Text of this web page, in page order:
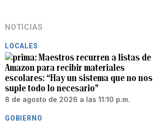
NOTICIAS
LOCALES
Maestros recurren a listas de
Amazon para recibir materiales
escolares: “Hay un sistema que no nos
suple todo lo necesario”
8 de agosto de 2026 a las 11:10 p.m.
GOBIERNO